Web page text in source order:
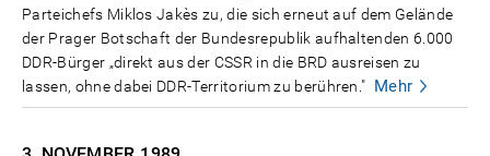
Parteichefs Miklos Jakès zu, die sich erneut auf dem Gelände
der Prager Botschaft der Bundesrepublik aufhaltenden 6.000
DDR-Bürger „direkt aus der CSSR in die BRD ausreisen zu
lassen, ohne dabei DDR-Territorium zu berühren." Mehr